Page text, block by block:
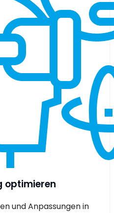
optimieren
und Anpassungen in